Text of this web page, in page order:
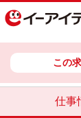
この
仕事